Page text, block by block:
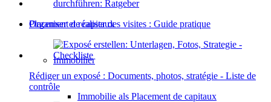
Placement de capitaux
Immobilier
Immobilie als Placement de capitaux
Organiser et réaliser des visites : Guide pratique
Rédiger un exposé : Documents, photos, stratégie - Liste de
contrôle